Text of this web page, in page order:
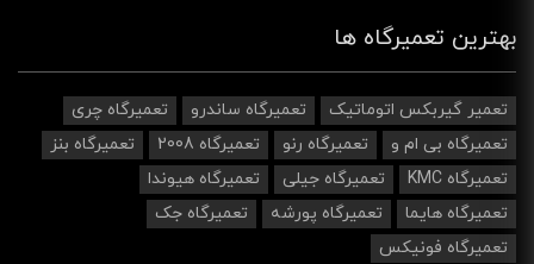
بهترین تعمیرگاه ها
تعمیر گیربکس اتوماتیک تعمیرگاه ساندرو
تعمیرگاه چری
تعمیرگاه بی ام و
تعمیرگاه رنو تعمیرگاه 2008
تعمیرگاه بنز
تعمیرگاه KMC
تعمیرگاه جیلی
تعمیرگاه هیوندا
تعمیرگاه هایما
تعمیرگاه پورشه
تعمیرگاه جک
تعمیرگاه فونیکس